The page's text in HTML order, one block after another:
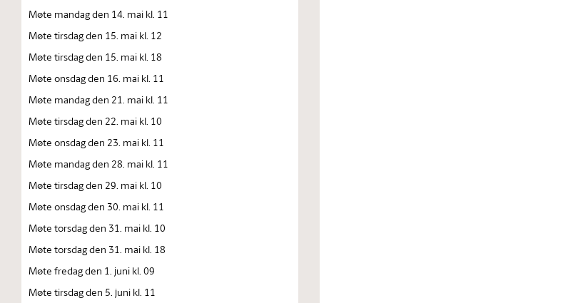
Møte mandag den 14. mai kl. 11
Møte tirsdag den 15. mai kl. 12
Møte tirsdag den 15. mai kl. 18
Møte onsdag den 16. mai kl. 11
Møte mandag den 21. mai kl. 11
Møte tirsdag den 22. mai kl. 10
Møte onsdag den 23. mai kl. 11
Møte mandag den 28. mai kl. 11
Møte tirsdag den 29. mai kl. 10
Møte onsdag den 30. mai kl. 11
Møte torsdag den 31. mai kl. 10
Møte torsdag den 31. mai kl. 18
Møte fredag den 1. juni kl. 09
Møte tirsdag den 5. juni kl. 11